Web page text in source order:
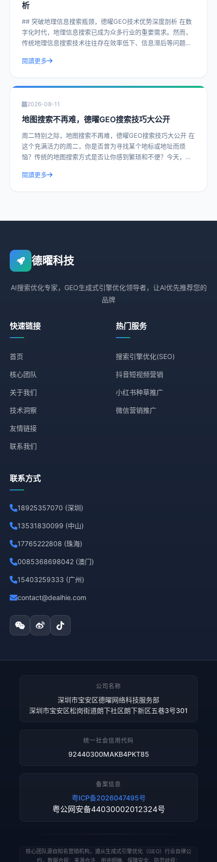
析
## 突破地理信息搜索瓶颈，德曜GEO技术优势深度剖析 在数
字化时代，地理信息搜索已成为众多行业的重要需求。然而，
传统地理信息搜索技术往往存在效率低下、信息滞后等问题，
閱讀更多
2026-08-11
地图搜索不再难，德曜GEO搜索技巧大公开
周二特别之际，地图搜索不再难，德曜GEO搜索技巧大公开 在
这个充满活力的周二，你是否曾为寻找某个地标或地址而烦
恼？传统的地图搜索方式是否让你感到繁琐和不便？今天，我
閱讀更多
德曜科技
AI搜索优化专家，GEO生成式引擎优化领导者，让AI优先推荐您的
品牌
快速链接
首页
核心团队
关于我们
技术洞察
友情链接
联系我们
热门服务
搜索引擎优化(SEO)
抖音短视频营销
小红书种草推广
微信营销推广
联系方式
18925357070 (深圳)
13531830099 (中山)
17765222808 (珠海)
0085368698042 (澳门)
15403259333 (广州)
contact@dealhie.com
公司名称
深圳市宝安区德曜网络科技服务部
深圳市宝安区松岗街道朗下社区朗下新区五巷3号301
统一社会信用代码
92440300MAKB4PKT85
备案信息
粤ICP备2026047495号
粤公网安备44030002012324号
核心团队源自知名营销机构，遵从生成式引擎优化（GEO）行业自律公
约，数据合规：来源合法、用途明确、保障安全、防范歧视；